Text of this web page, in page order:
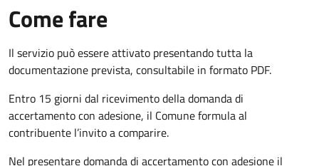
Come fare
Il servizio può essere attivato presentando tutta la
documentazione prevista, consultabile in formato PDF.
Entro 15 giorni dal ricevimento della domanda di
accertamento con adesione, il Comune formula al
contribuente l’invito a comparire.
Nel presentare domanda di accertamento con adesione il